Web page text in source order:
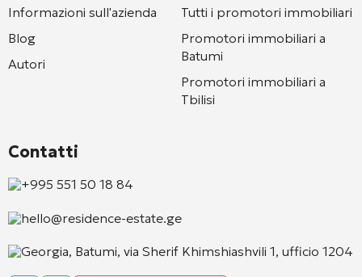
Informazioni sull'azienda
Blog
Autori
Tutti i promotori immobiliari
Promotori immobiliari a
Batumi
Promotori immobiliari a
Tbilisi
Contatti
+995 551 50 18 84
hello@residence-estate.ge
Georgia, Batumi, via Sherif Khimshiashvili 1, ufficio 1204